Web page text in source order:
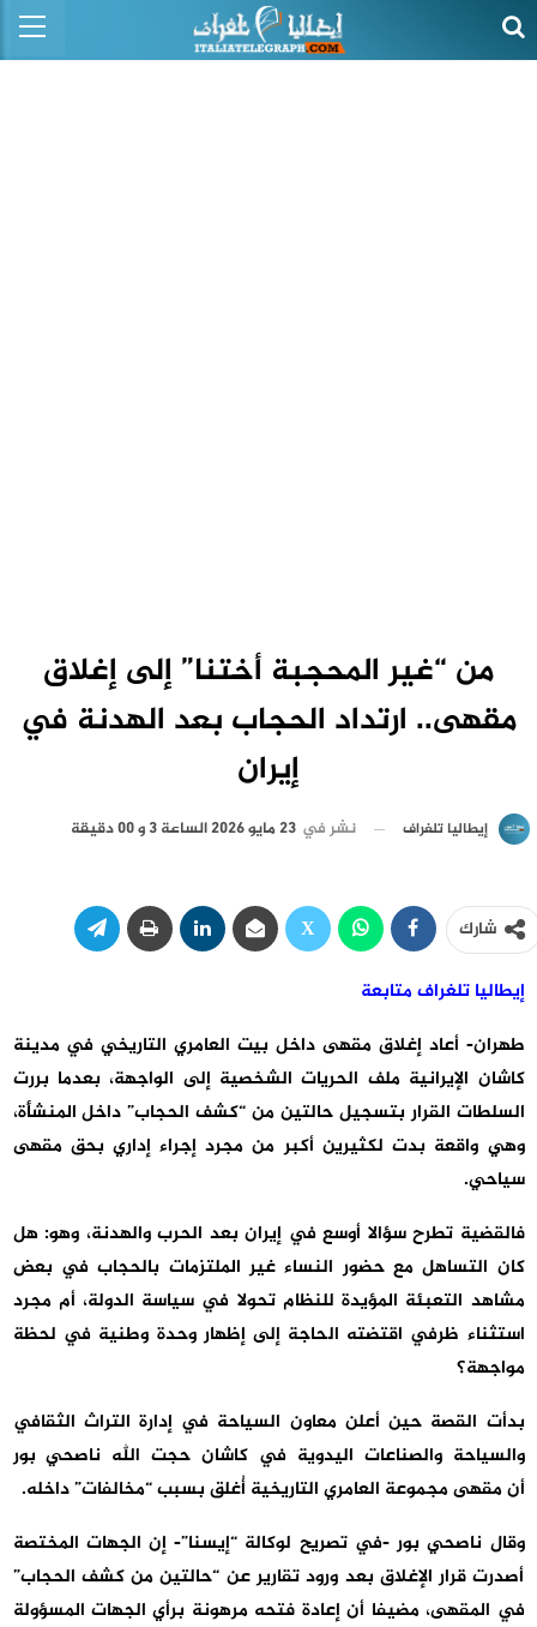
من “غير المحجبة أختنا” إلى إغلاق
مقهى.. ارتداد الحجاب بعد الهدنة في
إيران
إيطاليا تلغراف نشر في 23 مايو 2026 الساعة 3 و 00 دقيقة
شارك
إيطاليا تلغراف متابعة
طهران- أعاد إغلاق مقهى داخل بيت العامري التاريخي في مدينة
كاشان الإيرانية ملف الحريات الشخصية إلى الواجهة، بعدما بررت
السلطات القرار بتسجيل حالتين من “كشف الحجاب” داخل المنشأة،
وهي واقعة بدت لكثيرين أكبر من مجرد إجراء إداري بحق مقهى
سياحي.
فالقضية تطرح سؤالا أوسع في إيران بعد الحرب والهدنة، وهو: هل
كان التساهل مع حضور النساء غير الملتزمات بالحجاب في بعض
مشاهد التعبئة المؤيدة للنظام تحولا في سياسة الدولة، أم مجرد
استثناء ظرفي اقتضته الحاجة إلى إظهار وحدة وطنية في لحظة
مواجهة؟
بدأت القصة حين أعلن معاون السياحة في إدارة التراث الثقافي
والسياحة والصناعات اليدوية في كاشان حجت الله ناصحي بور
أن مقهى مجموعة العامري التاريخية أُغلق بسبب “مخالفات” داخله.
وقال ناصحي بور -في تصريح لوكالة “إيسنا”- إن الجهات المختصة
أصدرت قرار الإغلاق بعد ورود تقارير عن “حالتين من كشف الحجاب”
في المقهى، مضيفا أن إعادة فتحه مرهونة برأي الجهات المسؤولة